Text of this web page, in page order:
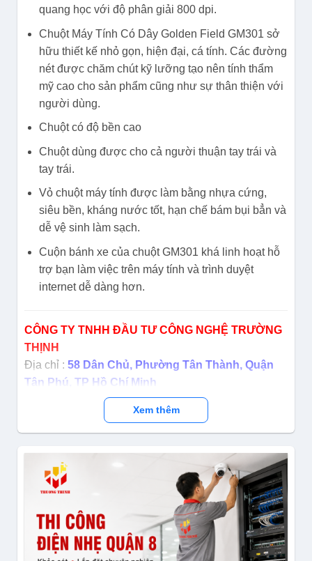
quang học với độ phân giải 800 dpi.
Chuột Máy Tính Có Dây Golden Field GM301 sở
hữu thiết kế nhỏ gọn, hiện đại, cá tính. Các đường
nét được chăm chút kỹ lưỡng tạo nên tính thẩm
mỹ cao cho sản phẩm cũng như sự thân thiện với
người dùng.
Chuột có độ bền cao
Chuột dùng được cho cả người thuận tay trái và
tay trái.
Vỏ chuột máy tính được làm bằng nhựa cứng,
siêu bền, kháng nước tốt, hạn chế bám bụi bẳn và
dễ vệ sinh làm sạch.
Cuộn bánh xe của chuột GM301 khá linh hoạt hỗ
trợ bạn làm việc trên máy tính và trình duyệt
internet dễ dàng hơn.
CÔNG TY TNHH ĐẦU TƯ CÔNG NGHỆ TRƯỜNG
THỊNH
Địa chỉ : 58 Dân Chủ, Phường Tân Thành, Quận
Tân Phú, TP Hồ Chí Minh
(028) 38 101 698 – 0911 28 78 98
0888 319 798 (Ms.Phượng) – 0923 388
979 (Ms.Thủy) – 083 6868 800 (Ms.Hảo) - 0946 938
228 (Ms Vương) – 0917 392 283 (Ms.Nhàn)
Email : truongthinhtelecom@gmail.com
Website:
https://truongthinhtelecom.com/
https://www.facebook.com/
☑ Instagram:
https://www.instagram.com/congnghetruongthinh/
☑ Subscribe Kênh YouTube:
Xem thêm